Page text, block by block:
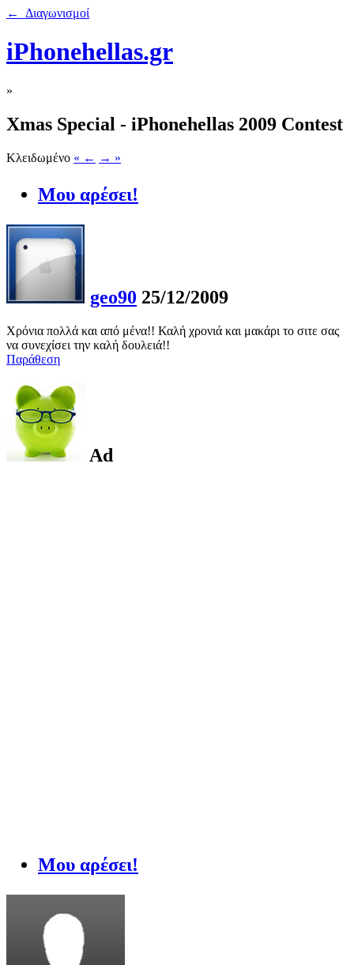
← Διαγωνισμοί
iPhonehellas.gr
»
Xmas Special - iPhonehellas 2009 Contest
Κλειδωμένο « ← → »
Μου αρέσει!
geo90 25/12/2009
Χρόνια πολλά και από μένα!! Καλή χρονιά και μακάρι το σιτε σας
να συνεχίσει την καλή δουλειά!!
Παράθεση
Ad
Μου αρέσει!